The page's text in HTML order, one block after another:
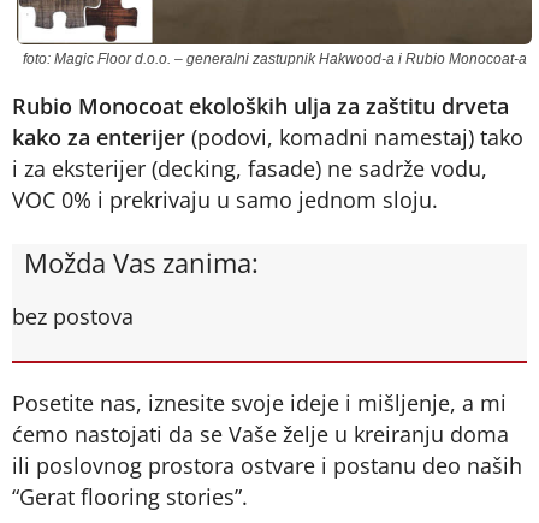
foto: Magic Floor d.o.o. – generalni zastupnik Hakwood-a i Rubio Monocoat-a
Rubio Monocoat ekoloških ulja za zaštitu drveta
kako za enterijer (podovi, komadni namestaj) tako
i za eksterijer (decking, fasade) ne sadrže vodu,
VOC 0% i prekrivaju u samo jednom sloju.
Možda Vas zanima:
bez postova
Posetite nas, iznesite svoje ideje i mišljenje, a mi
ćemo nastojati da se Vaše želje u kreiranju doma
ili poslovnog prostora ostvare i postanu deo naših
“Gerat flooring stories”.